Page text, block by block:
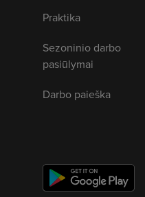
Praktika
Sezoninio darbo
pasiūlymai
Darbo paieška